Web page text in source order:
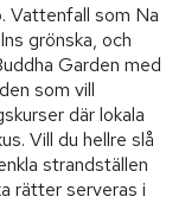
Vattenfall som Na
grönska, och
Garden med
som vill
där lokala
Vill du hellre slå
strandställen
rätter serveras i